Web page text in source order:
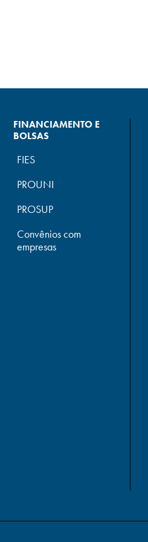
FINANCIAMENTO E
BOLSAS
FIES
PROUNI
PROSUP
Convênios com
empresas